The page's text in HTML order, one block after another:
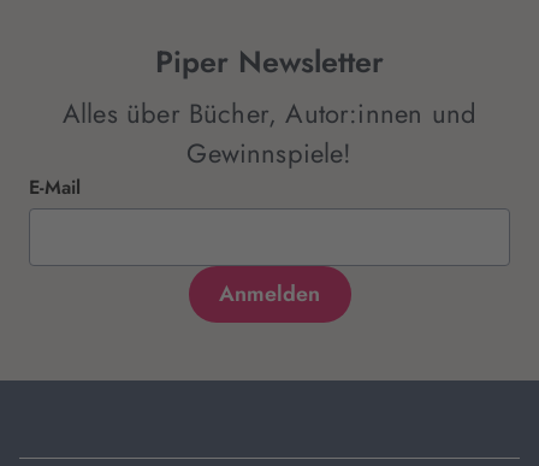
Piper Newsletter
Alles über Bücher, Autor:innen und
Gewinnspiele!
E-Mail